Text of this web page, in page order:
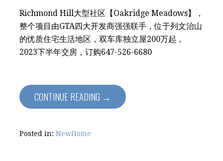
Richmond Hill大型社区【Oakridge Meadows】，
整个项目由GTA四大开发商强强联手，位于列文治‬山
的优质住宅生活地区，双车库独立屋200万起，
2023下半年交房，订购️647-526-6680
CONTINUE READING →
Posted in: NewHome